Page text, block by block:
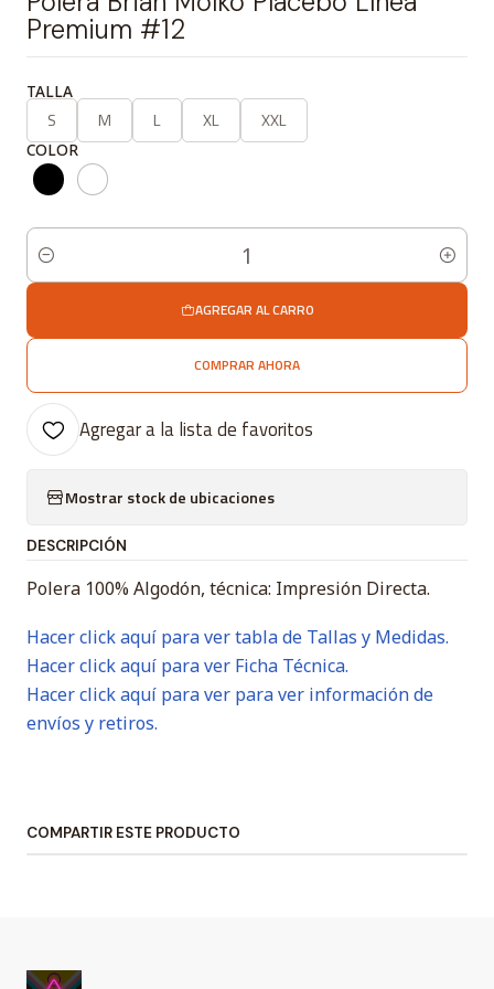
Premium #12
TALLA
S M L XL XXL
COLOR
Cantidad
AGREGAR AL CARRO
COMPRAR AHORA
Agregar a la lista de favoritos
Mostrar stock de ubicaciones
DESCRIPCIÓN
Polera 100% Algodón, técnica: Impresión Directa.
Hacer click aquí para ver tabla de Tallas y Medidas.
Hacer click aquí para ver Ficha Técnica.
Hacer click aquí para ver para ver información de
envíos y retiros.
COMPARTIR ESTE PRODUCTO